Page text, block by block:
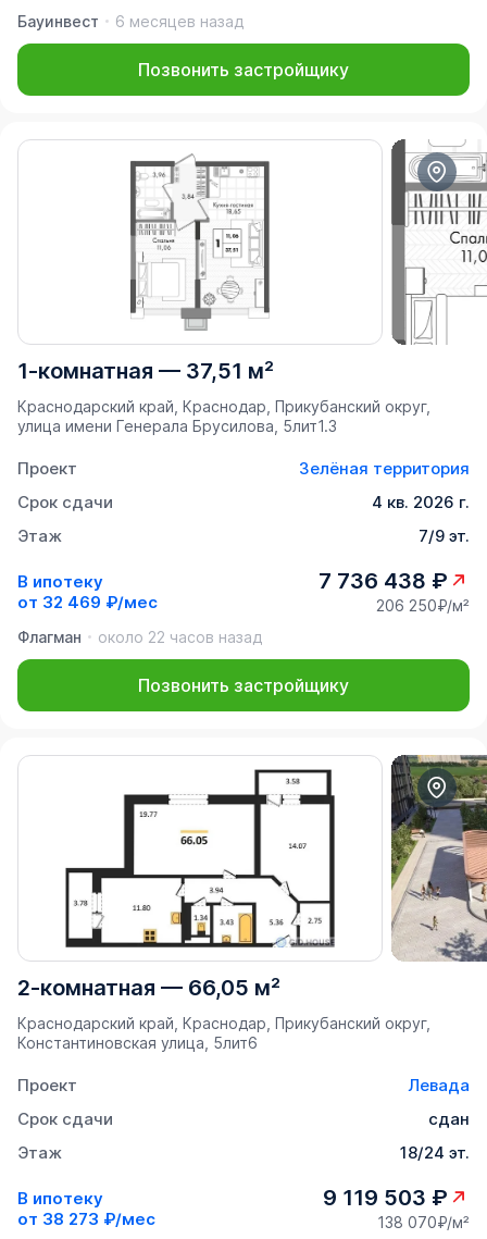
Бауинвест
6 месяцев назад
Позвонить застройщику
1-комнатная — 37,51 м²
Краснодарский край, Краснодар, Прикубанский округ,
улица имени Генерала Брусилова, 5лит1.3
Проект
Зелёная территория
Срок сдачи
4 кв. 2026 г.
Этаж
7/9 эт.
В ипотеку
от 32 469 ₽/мес
7 736 438 ₽
206 250₽/м²
Флагман
около 22 часов назад
Позвонить застройщику
2-комнатная — 66,05 м²
Краснодарский край, Краснодар, Прикубанский округ,
Константиновская улица, 5лит6
Проект
Левада
Срок сдачи
сдан
Этаж
18/24 эт.
В ипотеку
от 38 273 ₽/мес
9 119 503 ₽
138 070₽/м²